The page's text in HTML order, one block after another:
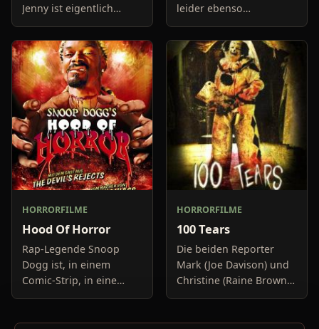
Jenny ist eigentlich
Amerikanerin, lebt aber
in Rom. Ihr Vater, ein
ehrenwerter Politiker,
wurde ermordet und
ihre
leider ebenso
exzentrisch wie
erfolglos. Er stellt seine
Werke regelmäßig in
den Farnsworth
Galleries aus, ernt
HORRORFILME
Hood Of Horror
Rap-Legende Snoop
Dogg ist, in einem
Comic-Strip, in eine
Schießerei verwickelt.
HORRORFILME
100 Tears
Die beiden Reporter
Mark (Joe Davison) und
Christine (Raine Brown)
haben keine Lust mehr